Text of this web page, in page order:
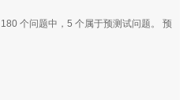
个问题中，5 个属于预测试问题。 预